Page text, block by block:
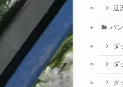
近
バ
ダ
ダ
ダ